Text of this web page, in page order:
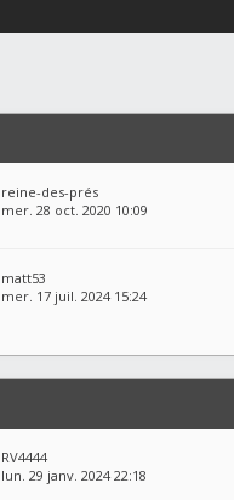
reine-des-prés
mer. 28 oct. 2020 10:09
matt53
mer. 17 juil. 2024 15:24
RV4444
lun. 29 janv. 2024 22:18